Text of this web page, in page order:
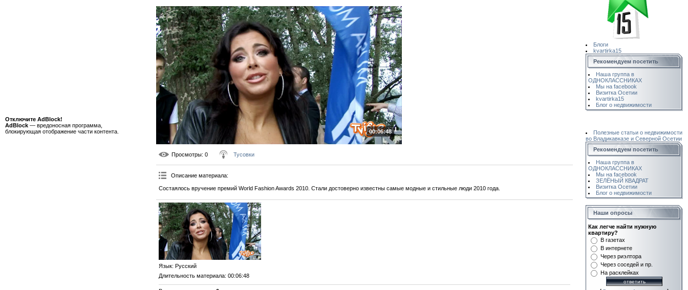
Отключите AdBlock!
AdBlock — вредоносная программа,
блокирующая отображение части контента.
00:06:48
Просмотры: 0 Тусовки
Описание материала:
Состаялось вручение премий World Fashion Awards 2010. Стали достоверно известны самые модные и стильные люди 2010 года.
Язык: Русский
Длительность материала: 00:06:48
Блоги
kvartirka15
Рекомендуем посетить
Наша группа в
ОДНОКЛАССНИКАХ
Мы на facebook
Визитка Осетии
kvartirka15
Блог о недвижимости
Полезные статьи о недвижимости
во Владикавказе и Северной Осетии
Рекомендуем посетить
Наша группа в
ОДНОКЛАССНИКАХ
Мы на facebook
ЗЕЛЁНЫЙ КВАДРАТ
Визитка Осетии
Блог о недвижимости
Наши опросы
Как легче найти нужную
квартиру?
В газетах
В интернете
Через риэлтора
Через соседей и пр.
На расклейках